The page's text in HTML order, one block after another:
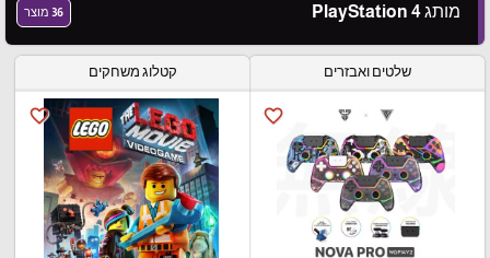
מותג PlayStation 4 36 מוצר
שלטים ואבזרים
favorite_border
קטלוג משחקים
favorite_border